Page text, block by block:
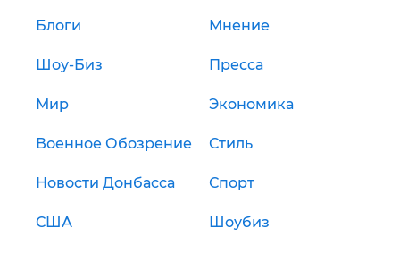
Блоги Мнение
Шоу-Биз Пресса
Мир Экономика
Военное Обозрение Стиль
Новости Донбасса Спорт
США Шоубиз